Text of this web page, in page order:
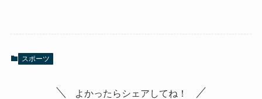
スポーツ
よかったらシェアしてね！